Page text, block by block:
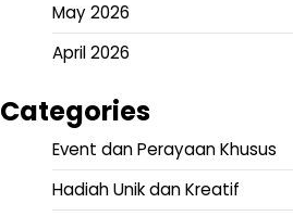
May 2026
April 2026
Categories
Event dan Perayaan Khusus
Hadiah Unik dan Kreatif